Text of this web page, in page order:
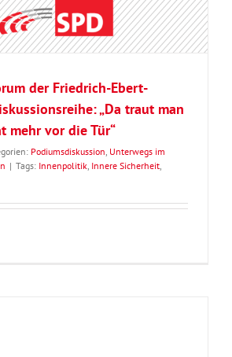
der Friedrich-Ebert-
„Da traut man
mehr vor die Tür“
Podiumsdiskussion, Unterwegs im
| Tags: Innenpolitik, Innere Sicherheit,